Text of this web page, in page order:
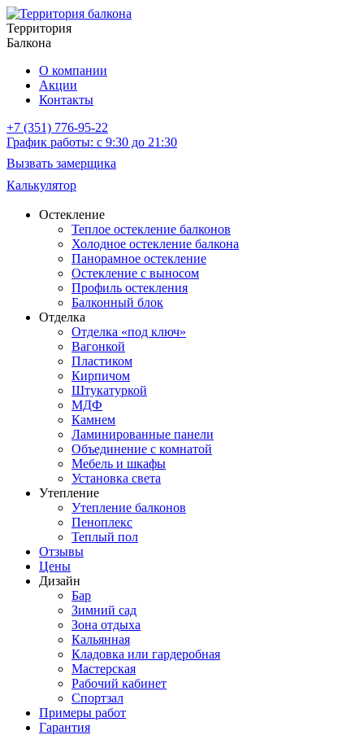
Территория
Балкона
О компании
Акции
Контакты
+7 (351) 776-95-22
График работы: с 9:30 до 21:30
Вызвать замерщика
Калькулятор
Остекление
Теплое остекление балконов
Холодное остекление балкона
Панорамное остекление
Остекление с выносом
Профиль остекления
Балконный блок
Отделка
Отделка «под ключ»
Вагонкой
Пластиком
Кирпичом
Штукатуркой
МДФ
Камнем
Ламинированные панели
Объединение с комнатой
Мебель и шкафы
Установка света
Утепление
Утепление балконов
Пеноплекс
Теплый пол
Отзывы
Цены
Дизайн
Бар
Зимний сад
Зона отдыха
Кальянная
Кладовка или гардеробная
Мастерская
Рабочий кабинет
Спортзал
Примеры работ
Гарантия